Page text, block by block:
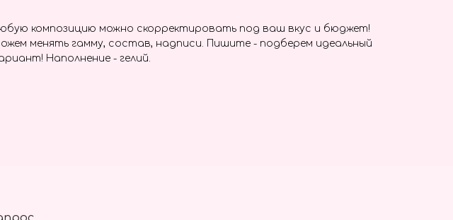
композицию можно скорректировать под ваш вкус и бюджет!
менять гамму, состав, надписи. Пишите - подберем идеальный
Наполнение - гелий.